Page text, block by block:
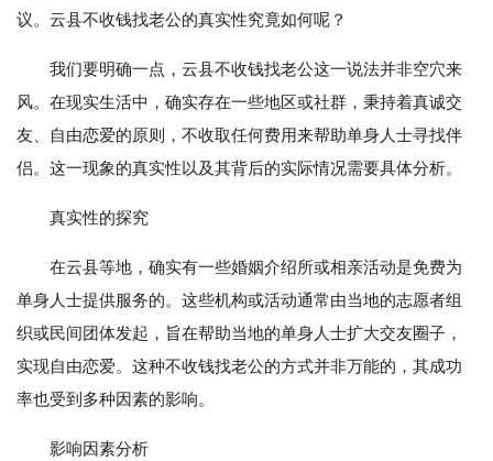
议。云县不收钱找老公的真实性究竟如何呢？
我们要明确一点，云县不收钱找老公这一说法并非空穴来
风。在现实生活中，确实存在一些地区或社群，秉持着真诚交
友、自由恋爱的原则，不收取任何费用来帮助单身人士寻找伴
侣。这一现象的真实性以及其背后的实际情况需要具体分析。
真实性的探究
在云县等地，确实有一些婚姻介绍所或相亲活动是免费为
单身人士提供服务的。这些机构或活动通常由当地的志愿者组
织或民间团体发起，旨在帮助当地的单身人士扩大交友圈子，
实现自由恋爱。这种不收钱找老公的方式并非万能的，其成功
率也受到多种因素的影响。
影响因素分析